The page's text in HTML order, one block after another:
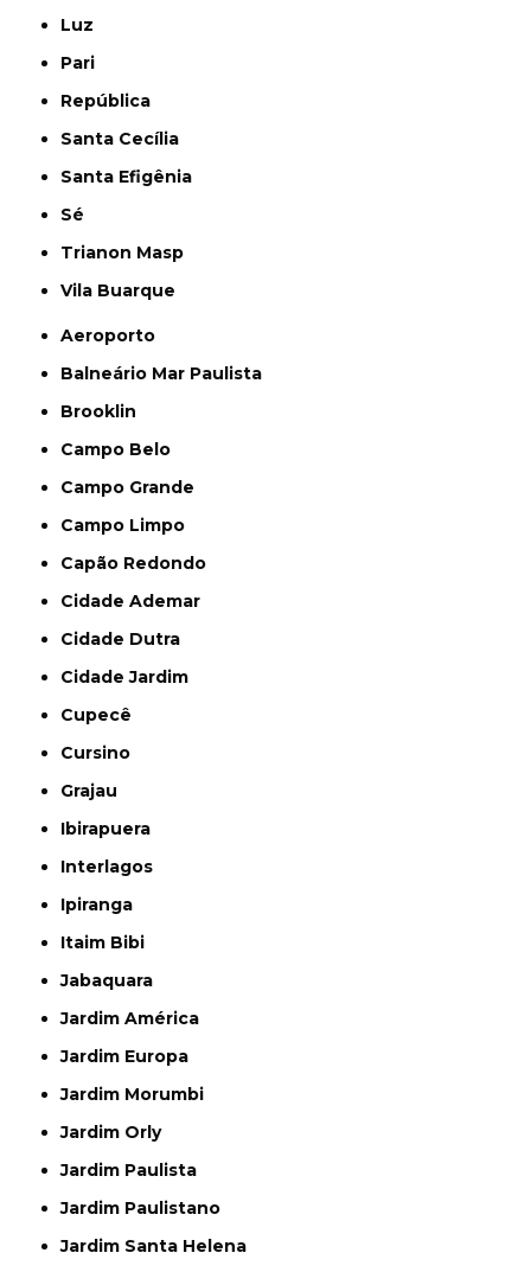
Luz
Pari
República
Santa Cecília
Santa Efigênia
Sé
Trianon Masp
Vila Buarque
Aeroporto
Balneário Mar Paulista
Brooklin
Campo Belo
Campo Grande
Campo Limpo
Capão Redondo
Cidade Ademar
Cidade Dutra
Cidade Jardim
Cupecê
Cursino
Grajau
Ibirapuera
Interlagos
Ipiranga
Itaim Bibi
Jabaquara
Jardim América
Jardim Europa
Jardim Morumbi
Jardim Orly
Jardim Paulista
Jardim Paulistano
Jardim Santa Helena